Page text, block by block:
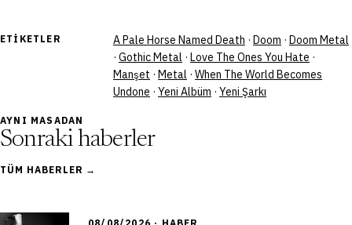
ETIKETLER A Pale Horse Named Death · Doom · Doom Metal
· Gothic Metal · Love The Ones You Hate ·
Manşet · Metal · When The World Becomes
Undone · Yeni Albüm · Yeni Şarkı
AYNI MASADAN
Sonraki haberler
TÜM HABERLER →